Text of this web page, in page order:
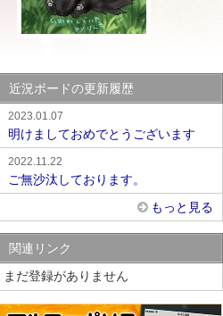
近況ボードの更新履歴
2023.01.07
明けましておめでとうございます
2022.11.22
ご無沙汰しております。
もっと見る
関連リンク
まだ登録がありません